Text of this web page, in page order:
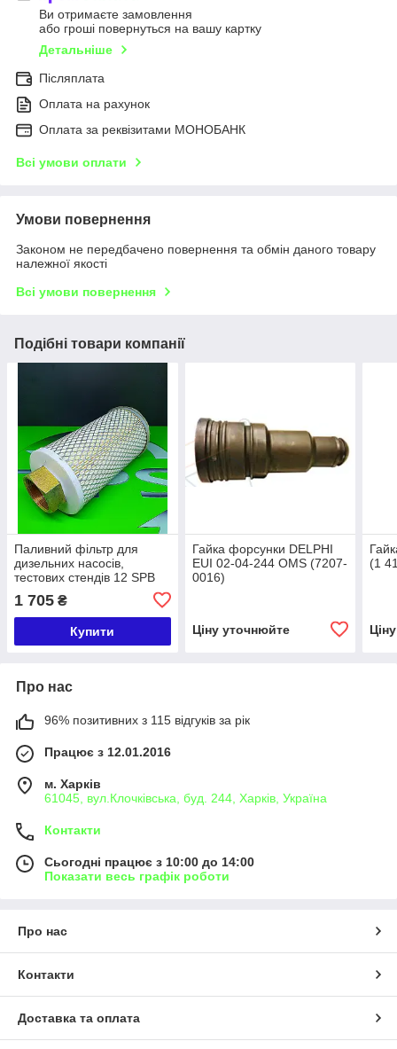
Ви отримаєте замовлення
або гроші повернуться на вашу картку
Детальніше
Післяплата
Оплата на рахунок
Оплата за реквізитами МОНОБАНК
Всі умови оплати
Умови повернення
Законом не передбачено повернення та обмін даного товару
належної якості
Всі умови повернення
Подібні товари компанії
Паливний фільтр для
дизельних насосів,
тестових стендів 12 SPB
1 705 ₴
Купити
Гайка форсунки DELPHI
EUI 02-04-244 OMS (7207-
0016)
Ціну уточнюйте
(1
Про нас
96% позитивних з 115 відгуків за рік
Працює з 12.01.2016
м. Харків
61045, вул.Клочківська, буд. 244, Харків, Україна
Контакти
Сьогодні працює з 10:00 до 14:00
Показати весь графік роботи
Про нас
Контакти
Доставка та оплата